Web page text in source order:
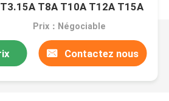
T8A T10A T12A T15A
250V
Prix：Négociable
Contactez nous